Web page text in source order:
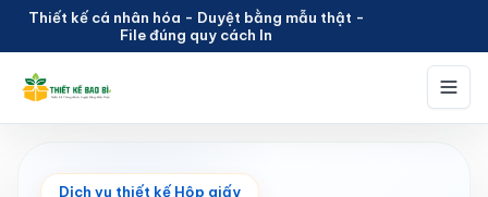
Thiết kế cá nhân hóa - Duyệt bằng mẫu thật -
File đúng quy cách In
Thiết kế hộp giấy
Dịch vụ thiết kế Hộp giấy